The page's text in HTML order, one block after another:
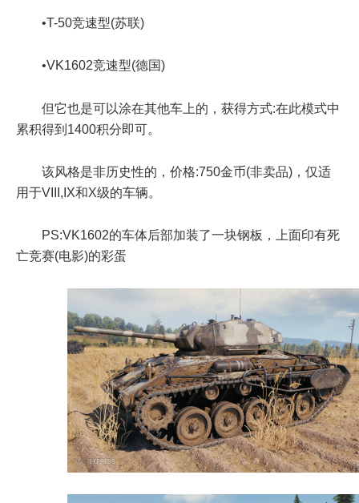
•T-50竞速型(苏联)
•VK1602竞速型(德国)
但它也是可以涂在其他车上的，获得方式:在此模式中
累积得到1400积分即可。
该风格是非历史性的，价格:750金币(非卖品)，仅适
用于VIII,IX和X级的车辆。
PS:VK1602的车体后部加装了一块钢板，上面印有死
亡竞赛(电影)的彩蛋